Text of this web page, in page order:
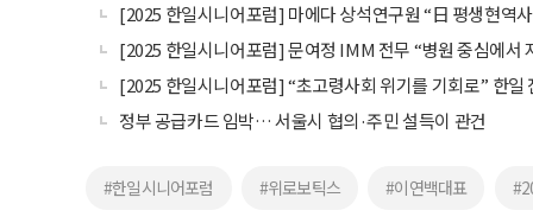
[2025 한일시니어포럼] 마에다 상석연구원 “日 평생현역
[2025 한일시니어포럼] 문여정 IMM 전무 “병원 중심에
[2025 한일시니어포럼] “초고령사회 위기를 기회로” 한일
정부 공급카드 임박… 서울시 협의·주민 설득이 관건
#한일시니어포럼 #위로보틱스 #이연백대표